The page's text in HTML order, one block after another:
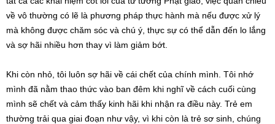
về vô thường có lẽ là phương pháp thực hành mà nếu được xử lý
mà không được chăm sóc và chú ý, thực sự có thể dẫn đến lo lắng
và sợ hãi nhiều hơn thay vì làm giảm bớt.
Khi còn nhỏ, tôi luôn sợ hãi về cái chết của chính mình. Tôi nhớ
mình đã nằm thao thức vào ban đêm khi nghĩ về cách cuối cùng
mình sẽ chết và cảm thấy kinh hãi khi nhận ra điều này. Trẻ em
thường trải qua giai đoạn như vậy, vì khi còn là trẻ sơ sinh, chúng